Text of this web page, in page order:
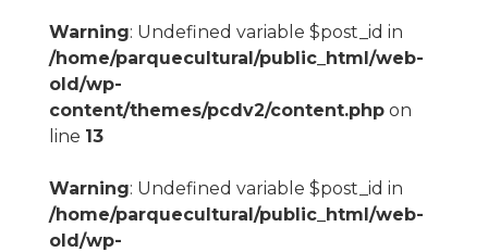
Warning: Undefined variable $post_id in
/home/parquecultural/public_html/web-
old/wp-
content/themes/pcdv2/content.phpon
line 13
Warning: Undefined variable $post_id in
/home/parquecultural/public_html/web-
old/wp-